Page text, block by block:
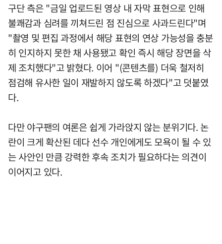
구단 측은 "금일 업로드된 영상 내 자막 표현으로 인해
불쾌감과 심려를 끼쳐드린 점 진심으로 사과드린다"며
"촬영 및 편집 과정에서 해당 표현의 연상 가능성을 충분
히 인지하지 못한 채 사용됐고 확인 즉시 해당 장면을 삭
제 조치했다"고 밝혔다. 이어 "(콘텐츠를) 더욱 철저히
점검해 유사한 일이 재발하지 않도록 하겠다"고 덧붙였
다.
다만 야구팬의 여론은 쉽게 가라앉지 않는 분위기다. 논
란이 크게 확산된 데다 선수 개인에게도 모욕이 될 수 있
는 사안인 만큼 강력한 후속 조치가 필요하다는 의견이
이어지고 있다.